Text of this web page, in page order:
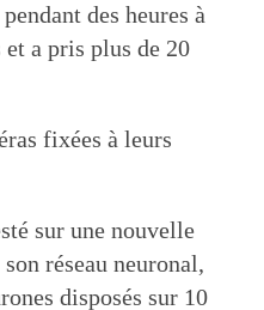
des heures à
a pris plus de 20
fixées à leurs
sur une nouvelle
réseau neuronal,
disposés sur 10